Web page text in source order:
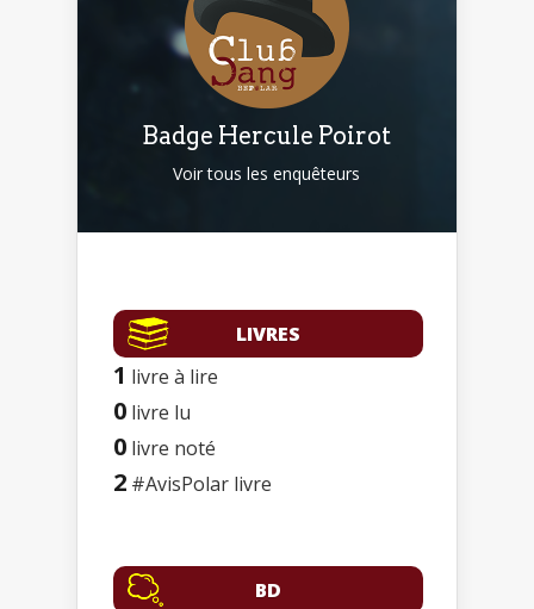
Badge Hercule Poirot
Voir tous les enquêteurs
LIVRES
1 livre à lire
0 livre lu
0 livre noté
2 #AvisPolar livre
BD